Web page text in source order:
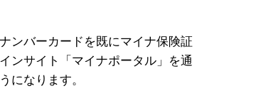
ンバーカードを既にマイナ保険証
ンサイト「マイナポータル」を通
になります。